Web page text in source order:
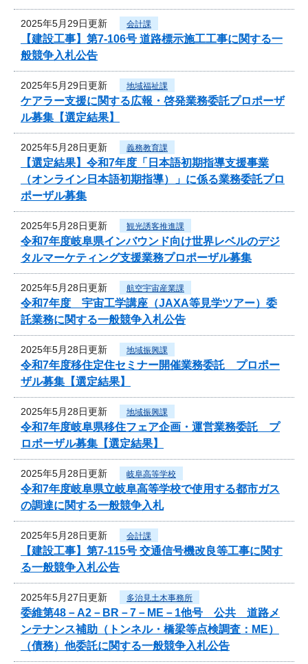
2025年5月29日更新 会計課
【建設工事】第7-106号 道路標示施工工事に関する一
般競争入札公告
2025年5月29日更新 地域福祉課
ケアラー支援に関する広報・啓発業務委託プロポーザ
ル募集【選定結果】
2025年5月28日更新 義務教育課
【選定結果】令和7年度「日本語初期指導支援事業
（オンライン日本語初期指導）」に係る業務委託プロ
ポーザル募集
2025年5月28日更新 観光誘客推進課
令和7年度岐阜県インバウンド向け世界レベルのデジ
タルマーケティング支援業務プロポーザル募集
2025年5月28日更新 航空宇宙産業課
令和7年度 宇宙工学講座（JAXA等見学ツアー）委
託業務に関する一般競争入札公告
2025年5月28日更新 地域振興課
令和7年度移住定住セミナー開催業務委託 プロポー
ザル募集【選定結果】
2025年5月28日更新 地域振興課
令和7年度岐阜県移住フェア企画・運営業務委託 プ
ロポーザル募集【選定結果】
2025年5月28日更新 岐阜高等学校
令和7年度岐阜県立岐阜高等学校で使用する都市ガス
の調達に関する一般競争入札
2025年5月28日更新 会計課
【建設工事】第7-115号 交通信号機改良等工事に関す
る一般競争入札公告
2025年5月27日更新 多治見土木事務所
委維第48－A2－BR－7－ME－1他号 公共 道路メ
ンテナンス補助（トンネル・橋梁等点検調査：ME）
（債務）他委託に関する一般競争入札公告